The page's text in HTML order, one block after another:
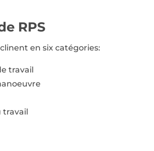
RPS
en six catégories:
travail
travail